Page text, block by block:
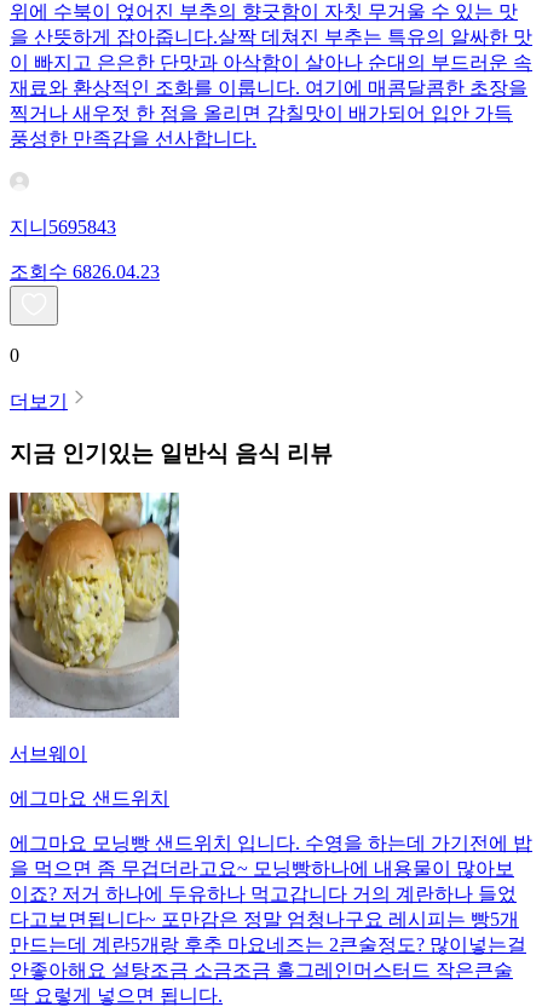
위에 수북이 얹어진 부추의 향긋함이 자칫 무거울 수 있는 맛
을 산뜻하게 잡아줍니다. ​살짝 데쳐진 부추는 특유의 알싸한 맛
이 빠지고 은은한 단맛과 아삭함이 살아나 순대의 부드러운 속
재료와 환상적인 조화를 이룹니다. 여기에 매콤달콤한 초장을
찍거나 새우젓 한 점을 올리면 감칠맛이 배가되어 입안 가득
풍성한 만족감을 선사합니다.
지니5695843
조회수 6826.04.23
0
더보기
지금 인기있는 일반식 음식 리뷰
서브웨이
에그마요 샌드위치
에그마요 모닝빵 샌드위치 입니다. 수영을 하는데 가기전에 밥
을 먹으면 좀 무겁더라고요~ 모닝빵하나에 내용물이 많아보
이죠? 저거 하나에 두유하나 먹고갑니다 거의 계란하나 들었
다고보면됩니다~ 포만감은 정말 엄청나구요 레시피는 빵5개
만드는데 계란5개랑 후추 마요네즈는 2큰술정도? 많이넣는걸
안좋아해요 설탕조금 소금조금 홀그레인머스터드 작은큰술
딱 요렇게 넣으면 됩니다.